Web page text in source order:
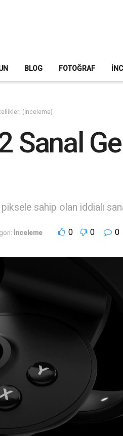
BLOG FOTOĞRAF
(İnceleme)
Sanal
sahip olan iddialı
İnceleme 0 0 0